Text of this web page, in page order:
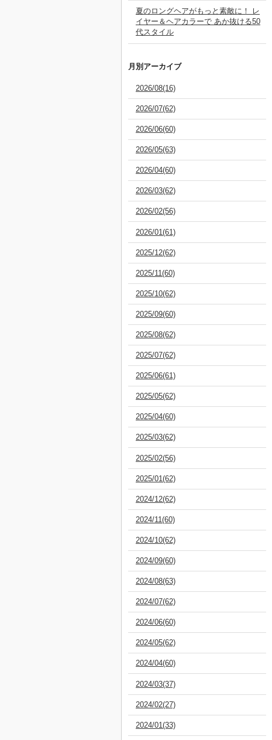
夏のロングヘアがもっと素敵に！ レ
イヤー＆ヘアカラーで あか抜ける50
代スタイル
月別アーカイブ
2026/08(16)
2026/07(62)
2026/06(60)
2026/05(63)
2026/04(60)
2026/03(62)
2026/02(56)
2026/01(61)
2025/12(62)
2025/11(60)
2025/10(62)
2025/09(60)
2025/08(62)
2025/07(62)
2025/06(61)
2025/05(62)
2025/04(60)
2025/03(62)
2025/02(56)
2025/01(62)
2024/12(62)
2024/11(60)
2024/10(62)
2024/09(60)
2024/08(63)
2024/07(62)
2024/06(60)
2024/05(62)
2024/04(60)
2024/03(37)
2024/02(27)
2024/01(33)